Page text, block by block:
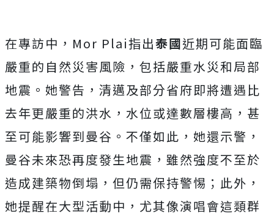
在專訪中，Mor Plai指出泰國近期可能面臨
嚴重的自然災害風險，包括嚴重水災和局部
地震。她警告，清邁及部分省府即將遭遇比
去年更嚴重的洪水，水位或達數層樓高，甚
至可能影響到曼谷。不僅如此，她還示警，
曼谷未來恐再度發生地震，雖然強度不至於
造成建築物倒塌，但仍需保持警惕；此外，
她提醒在大型活動中，尤其像演唱會這類群